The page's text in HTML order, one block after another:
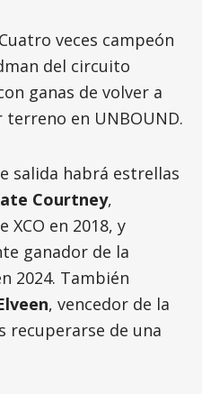
veces campeón
del circuito
ganas de volver a
en UNBOUND.
salida habrá estrellas
Courtney,
XCO en 2018, y
ganador de la
2024. También
, vencedor de la
recuperarse de una